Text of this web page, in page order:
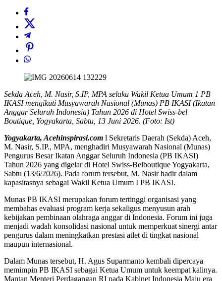
Sekda Aceh, M. Nasir, S.IP, MPA selaku Wakil Ketua Umum 1 PB
IKASI mengikuti Musyawarah Nasional (Munas) PB IKASI (Ikatan
Anggar Seluruh Indonesia) Tahun 2026 di Hotel Swiss-bel
Boutique, Yogyakarta, Sabtu, 13 Juni 2026. (Foto: Ist)
Yogyakarta, Acehinspirasi.com l Sekretaris Daerah (Sekda) Aceh,
M. Nasir, S.IP., MPA, menghadiri Musyawarah Nasional (Munas)
Pengurus Besar Ikatan Anggar Seluruh Indonesia (PB IKASI)
Tahun 2026 yang digelar di Hotel Swiss-Belboutique Yogyakarta,
Sabtu (13/6/2026). Pada forum tersebut, M. Nasir hadir dalam
kapasitasnya sebagai Wakil Ketua Umum I PB IKASI.
Munas PB IKASI merupakan forum tertinggi organisasi yang
membahas evaluasi program kerja sekaligus menyusun arah
kebijakan pembinaan olahraga anggar di Indonesia. Forum ini juga
menjadi wadah konsolidasi nasional untuk memperkuat sinergi antar
pengurus dalam meningkatkan prestasi atlet di tingkat nasional
maupun internasional.
Dalam Munas tersebut, H. Agus Suparmanto kembali dipercaya
memimpin PB IKASI sebagai Ketua Umum untuk keempat kalinya.
Mantan Menteri Perdagangan RI pada Kabinet Indonesia Maju era